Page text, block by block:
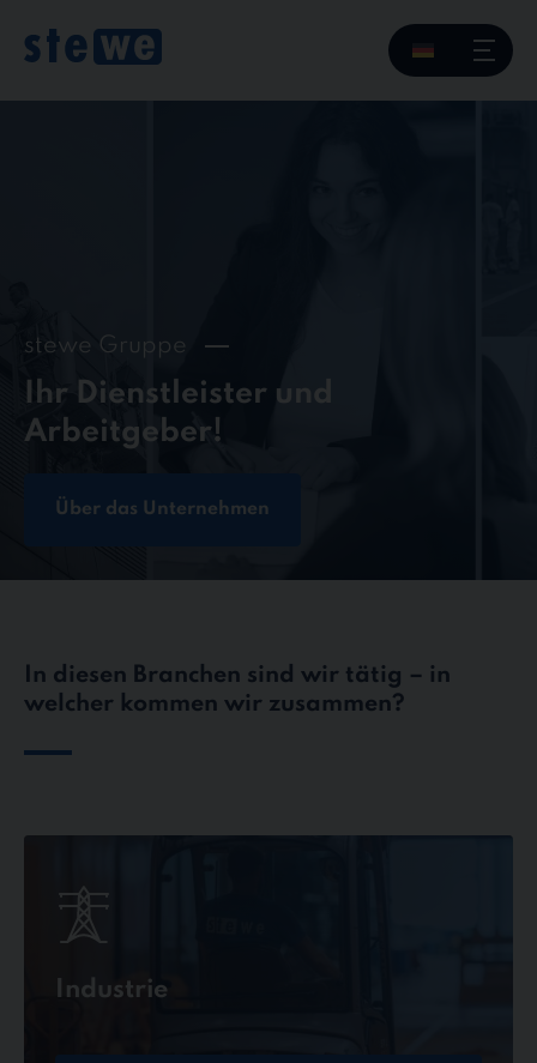
content
stewe Gruppe
Ihr Dienstleister und
Arbeitgeber!
Über das Unternehmen
In diesen Branchen sind wir tätig – in
welcher kommen wir zusammen?
Industrie